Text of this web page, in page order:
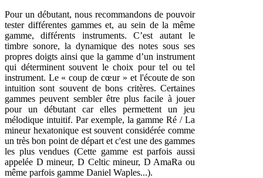
Pour un débutant, nous recommandons de pouvoir
tester différentes gammes et, au sein de la même
gamme, différents instruments. C’est autant le
timbre sonore, la dynamique des notes sous ses
propres doigts ainsi que la gamme d’un instrument
qui déterminent souvent le choix pour tel ou tel
instrument. Le « coup de cœur » et l'écoute de son
intuition sont souvent de bons critères. Certaines
gammes peuvent sembler être plus facile à jouer
pour un débutant car elles permettent un jeu
mélodique intuitif. Par exemple, la gamme Ré / La
mineur hexatonique est souvent considérée comme
un très bon point de départ et c'est une des gammes
les plus vendues (Cette gamme est parfois aussi
appelée D mineur, D Celtic mineur, D AmaRa ou
même parfois gamme Daniel Waples...).